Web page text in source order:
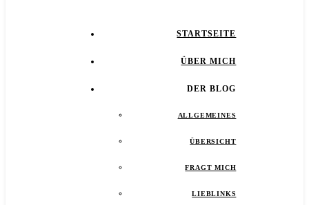
STARTSEITE
ÜBER MICH
DER BLOG
ALLGEMEINES
ÜBERSICHT
FRAGT MICH
LIEBLINKS